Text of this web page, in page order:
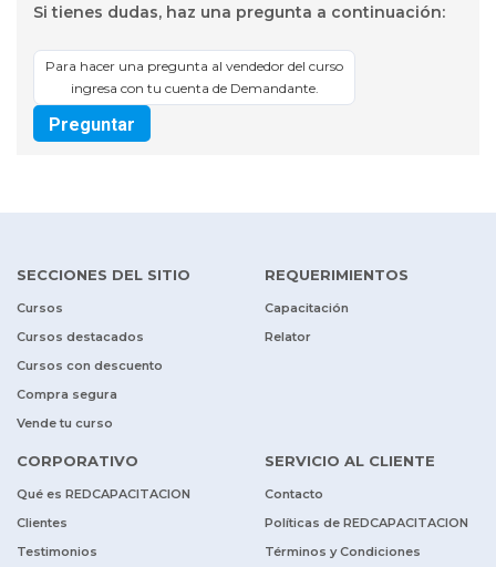
Si tienes dudas, haz una pregunta a continuación:
Para hacer una pregunta al vendedor del curso
ingresa con tu cuenta de Demandante.
Preguntar
SECCIONES DEL SITIO
Cursos
Cursos destacados
Cursos con descuento
Compra segura
Vende tu curso
REQUERIMIENTOS
Capacitación
Relator
CORPORATIVO
Qué es REDCAPACITACION
Clientes
Testimonios
SERVICIO AL CLIENTE
Contacto
Políticas de REDCAPACITACION
Términos y Condiciones